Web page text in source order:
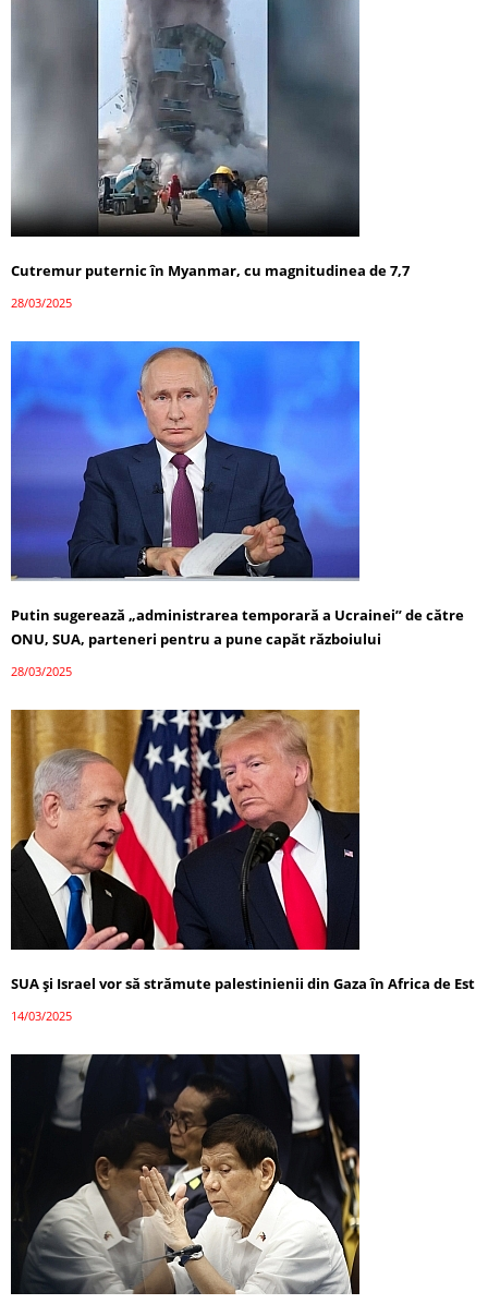
Cutremur puternic în Myanmar, cu magnitudinea de 7,7
28/03/2025
Putin sugerează „administrarea temporară a Ucrainei” de către
ONU, SUA, parteneri pentru a pune capăt războiului
28/03/2025
SUA și Israel vor să strămute palestinienii din Gaza în Africa de Est
14/03/2025